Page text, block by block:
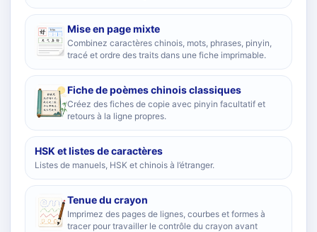
Mise en page mixte
Combinez caractères chinois, mots, phrases, pinyin,
tracé et ordre des traits dans une fiche imprimable.
Fiche de poèmes chinois classiques
Créez des fiches de copie avec pinyin facultatif et
retours à la ligne propres.
HSK et listes de caractères
Listes de manuels, HSK et chinois à l’étranger.
Tenue du crayon
Imprimez des pages de lignes, courbes et formes à
tracer pour travailler le contrôle du crayon avant